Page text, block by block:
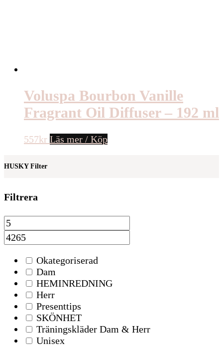
Voluspa Bourbon Vanille
Fragrant Oil Diffuser – 192 ml
557kr Läs mer / Köp
HUSKY Filter
Filtrera
Okategoriserad
Dam
HEMINREDNING
Herr
Presenttips
SKÖNHET
Träningskläder Dam & Herr
Unisex